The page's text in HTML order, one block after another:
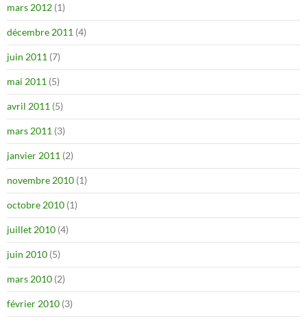
mars 2012 (1)
décembre 2011 (4)
juin 2011 (7)
mai 2011 (5)
avril 2011 (5)
mars 2011 (3)
janvier 2011 (2)
novembre 2010 (1)
octobre 2010 (1)
juillet 2010 (4)
juin 2010 (5)
mars 2010 (2)
février 2010 (3)